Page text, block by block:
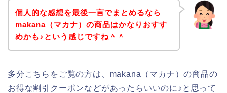
個人的な感想を最後一言でまとめるなら
makana（マカナ）の商品はかなりおすす
めかも♪という感じですね＾＾
多分こちらをご覧の方は、makana（マカナ）の商品の
お得な割引クーポンなどがあったらいいのに♪と思って